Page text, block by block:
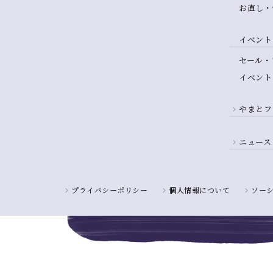
お直し
イベント
セール
イベント
やまと
ニュース
プライバシーポリシー 個人情報について ソー